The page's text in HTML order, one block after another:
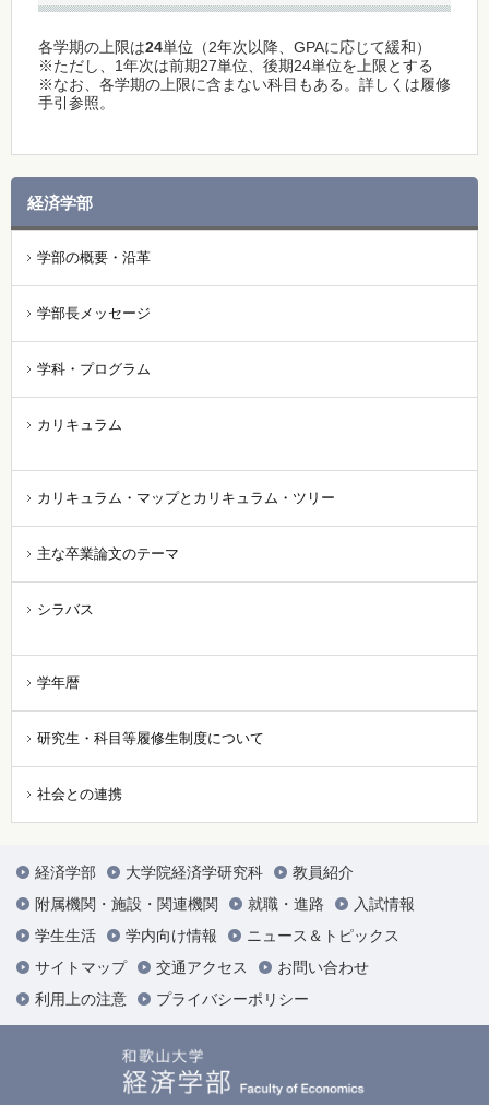
各学期の上限は24単位（2年次以降、GPAに応じて緩和）
※ただし、1年次は前期27単位、後期24単位を上限とする
※なお、各学期の上限に含まない科目もある。詳しくは履修
手引参照。
経済学部
学部の概要・沿革
学部長メッセージ
学科・プログラム
カリキュラム
カリキュラム・マップとカリキュラム・ツリー
主な卒業論文のテーマ
シラバス
学年暦
研究生・科目等履修生制度について
社会との連携
経済学部 大学院経済学研究科
教員紹介
附属機関・施設・関連機関
就職・進路
入試情報
学生生活
学内向け情報
ニュース＆トピックス
サイトマップ
交通アクセス
お問い合わせ
利用上の注意
プライバシーポリシー